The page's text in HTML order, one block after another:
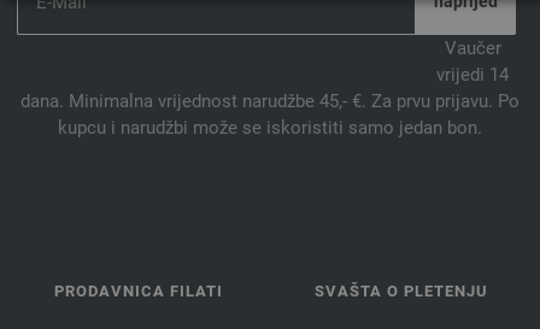
Vaučer
vrijedi 14
dana. Minimalna vrijednost narudžbe 45,- €. Za prvu prijavu. Po
kupcu i narudžbi može se iskoristiti samo jedan bon.
PRODAVNICA FILATI SVAŠTA O PLETENJU